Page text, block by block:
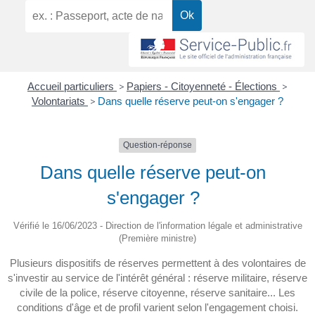
Accueil particuliers > Papiers - Citoyenneté - Élections >
Volontariats > Dans quelle réserve peut-on s'engager ?
Question-réponse
Dans quelle réserve peut-on
s'engager ?
Vérifié le 16/06/2023 - Direction de l'information légale et administrative
(Première ministre)
Plusieurs dispositifs de réserves permettent à des volontaires de
s'investir au service de l'intérêt général : réserve militaire, réserve
civile de la police, réserve citoyenne, réserve sanitaire... Les
conditions d'âge et de profil varient selon l'engagement choisi.